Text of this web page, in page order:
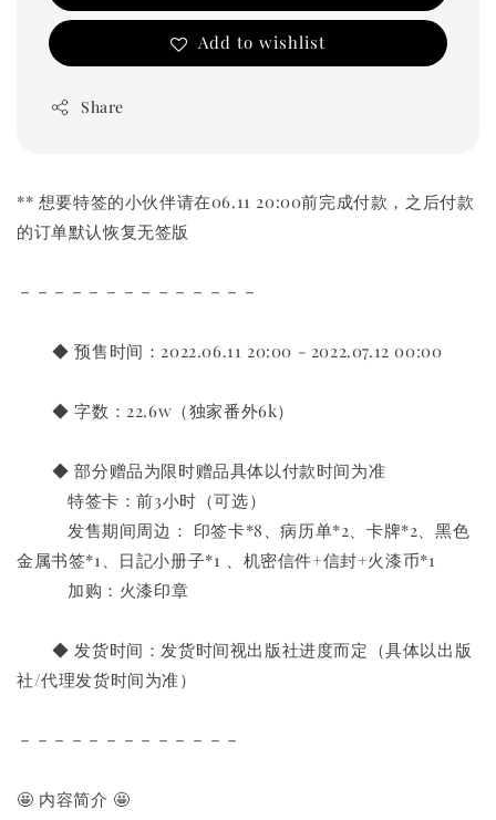
Add to wishlist
Share
** 想要特签的小伙伴请在06.11 20:00前完成付款，之后付款
的订单默认恢复无签版
－－－－－－－－－－－－－－
◆ 预售时间：2022.06.11 20:00 - 2022.07.12 00:00
◆ 字数：22.6w（独家番外6k）
◆ 部分赠品为限时赠品具体以付款时间为准
特签卡：前3小时（可选）
发售期间周边： 印签卡*8、病历单*2、卡牌*2、黑色
金属书签*1、日記小册子*1 、机密信件+信封+火漆币*1
加购：火漆印章
◆ 发货时间：发货时间视出版社进度而定（具体以出版
社/代理发货时间为准）
－－－－－－－－－－－－－
🤩 内容简介 🤩